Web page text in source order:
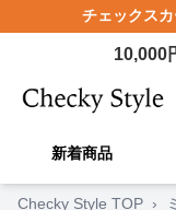
チェックスカ
10,000
新着商品
Checky Style TOP ›